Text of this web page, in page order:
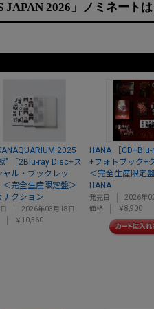
JAPAN 2026」ノミネート
2025
" ［2Blu-ray Disc+ス
ャル・ブックレッ
＜完全生産限定盤＞
ナクション
2026年03月18日
￥10,560
HANA ［
+フォトブック+
＜完全生産限定
HANA
発売日
2026年
価格
￥8,900